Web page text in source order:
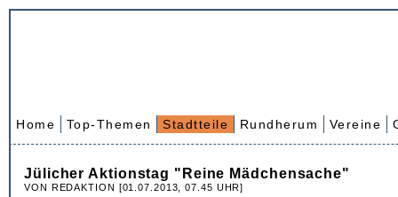
Home Top-Themen Stadtteile Rundherum Vereine
Jülicher Aktionstag "Reine Mädchensache"
VON REDAKTION [01.07.2013, 07.45 UHR]